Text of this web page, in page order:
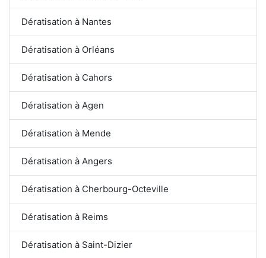
Dératisation à Nantes
Dératisation à Orléans
Dératisation à Cahors
Dératisation à Agen
Dératisation à Mende
Dératisation à Angers
Dératisation à Cherbourg-Octeville
Dératisation à Reims
Dératisation à Saint-Dizier